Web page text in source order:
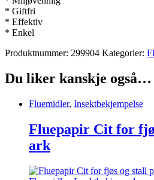
* Giftfri
* Effektiv
* Enkel
Produktnummer: 299904 Kategorier:
Du liker kanskje også…
Fluemidler, Insektbekjempelse
Fluepapir Cit for
ark